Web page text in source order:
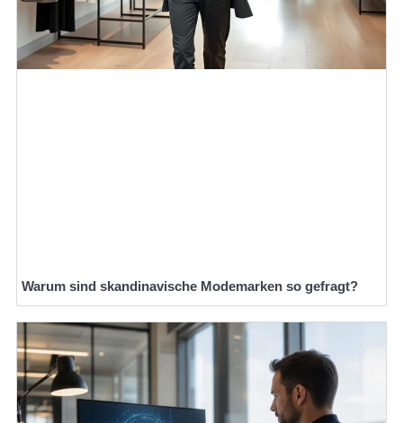
Warum sind skandinavische Modemarken so gefragt?